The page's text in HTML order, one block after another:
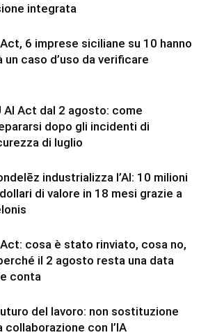
integrata
6 imprese siciliane su 10 hanno
un caso d’uso da verificare
AI Act dal 2 agosto: come
dopo gli incidenti di
di luglio
industrializza l’AI: 10 milioni
di valore in 18 mesi grazie a
cosa è stato rinviato, cosa no,
il 2 agosto resta una data
conta
del lavoro: non sostituzione
collaborazione con l’IA